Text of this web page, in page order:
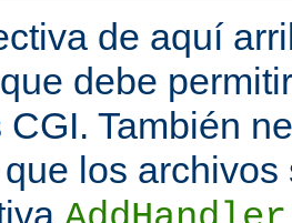
de aquí
debe
CGI. También
los